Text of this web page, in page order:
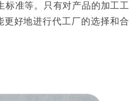
标准等。只有对产品的加工工
更好地进行代工厂的选择和合